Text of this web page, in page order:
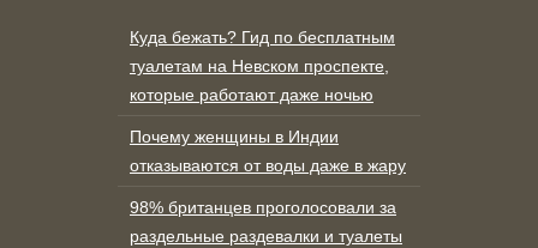
Куда бежать? Гид по бесплатным
туалетам на Невском проспекте,
которые работают даже ночью
Почему женщины в Индии
отказываются от воды даже в жару
98% британцев проголосовали за
раздельные раздевалки и туалеты